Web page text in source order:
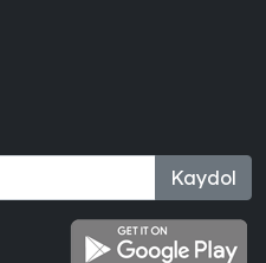
Kaydol